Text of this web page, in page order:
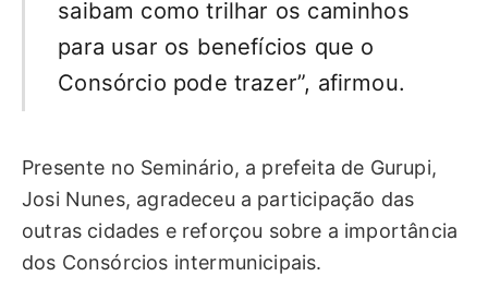
saibam como trilhar os caminhos
para usar os benefícios que o
Consórcio pode trazer”, afirmou.
Presente no Seminário, a prefeita de Gurupi,
Josi Nunes, agradeceu a participação das
outras cidades e reforçou sobre a importância
dos Consórcios intermunicipais.